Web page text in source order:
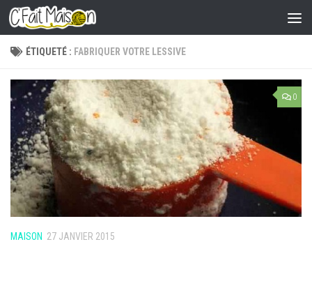
Skip to content
ÉTIQUETÉ : FABRIQUER VOTRE LESSIVE
0
MAISON 27 JANVIER 2015